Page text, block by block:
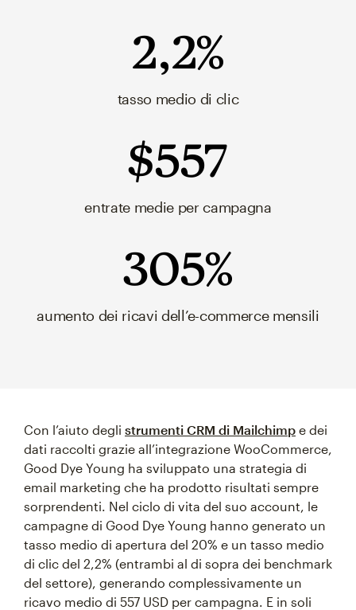
2,2%
tasso medio di clic
$557
entrate medie per campagna
305%
aumento dei ricavi dell’e-commerce mensili
Con l’aiuto degli strumenti CRM di Mailchimp e dei
dati raccolti grazie all’integrazione WooCommerce,
Good Dye Young ha sviluppato una strategia di
email marketing che ha prodotto risultati sempre
sorprendenti. Nel ciclo di vita del suo account, le
campagne di Good Dye Young hanno generato un
tasso medio di apertura del 20% e un tasso medio
di clic del 2,2% (entrambi al di sopra dei benchmark
del settore), generando complessivamente un
ricavo medio di 557 USD per campagna. E in soli